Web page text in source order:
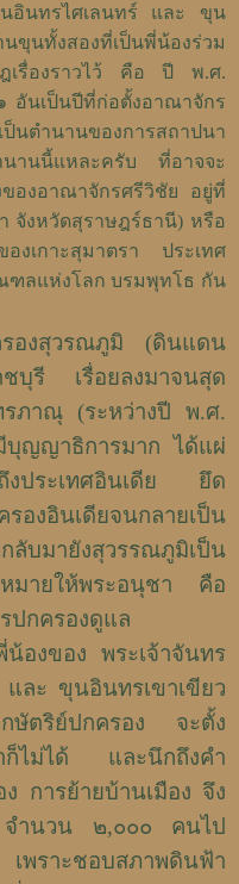
นทรไศเลนทร์ และ ขุน
ขุนทั้งสองที่เป็นพี่น้องร่วม
ฎเรื่องราวไว้ คือ ปี พ.ศ.
อันเป็นปีที่ก่อตั้งอาณาจักร
นตำนานของการสถาปนา
นานนี้แหละครับ ที่อาจจะ
องอาณาจักรศรีวิชัย อยู่ที่
จังหวัดสุราษฎร์ธานี) หรือ
งเกาะสุมาตรา ประเทศ
ฑลแห่งโลก บรมพุทโธ กัน
องสุวรณภูมิ (ดินแดน
บุรี เรื่อยลงมาจนสุด
ภาณุ (ระหว่างปี พ.ศ.
ญญาธิการมาก ได้แผ่
ถึงประเทศอินเดีย ยึด
องอินเดียจนกลายเป็น
บมายังสุวรรณภูมิเป็น
ายให้พระอนุชา คือ
ปกครองดูแล
องของ พระเจ้าจันทร
และ ขุนอินทรเขาเขียว
กษัตริย์ปกครอง จะตั้ง
ก็ไม่ได้ และนึกถึงคำ
การย้ายบ้านเมือง จึง
จำนวน ๒,๐๐๐ คนไป
เพราะชอบสภาพดินฟ้า